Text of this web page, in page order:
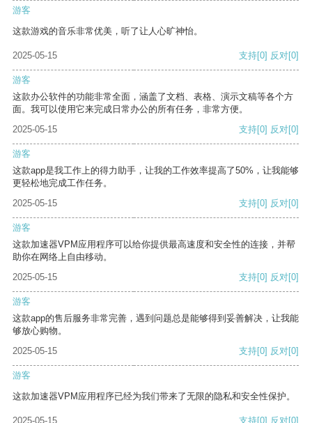
游客
这款游戏的音乐非常优美，听了让人心旷神怡。
2025-05-15 支持[0] 反对[0]
游客
这款办公软件的功能非常全面，涵盖了文档、表格、演示文稿等各个方
面。我可以使用它来完成日常办公的所有任务，非常方便。
2025-05-15
支持[0] 反对[0]
游客
这款app是我工作上的得力助手，让我的工作效率提高了50%，让我能够
更轻松地完成工作任务。
2025-05-15
支持[0] 反对[0]
游客
这款加速器VPM应用程序可以给你提供最高速度和安全性的连接，并帮
助你在网络上自由移动。
2025-05-15
支持[0] 反对[0]
游客
这款app的售后服务非常完善，遇到问题总是能够得到妥善解决，让我能
够放心购物。
2025-05-15
支持[0] 反对[0]
游客
这款加速器VPM应用程序已经为我们带来了无限的隐私和安全性保护。
2025-05-15 支持[0] 反对[0]